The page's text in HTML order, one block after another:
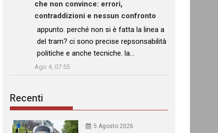
che non convince: errori,
contraddizioni e nessun confronto
: “
appunto. perché non si è fatta la linea a
del tram? ci sono precise repsonsabilità
politiche e anche tecniche. la…
Ago 4, 07:55
Recenti
5 Agosto 2026